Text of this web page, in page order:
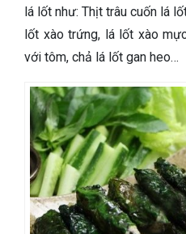
lá lốt như: Thịt trâu cuốn lá
lốt xào trứng, lá lốt xào
với tôm, chả lá lốt gan heo…